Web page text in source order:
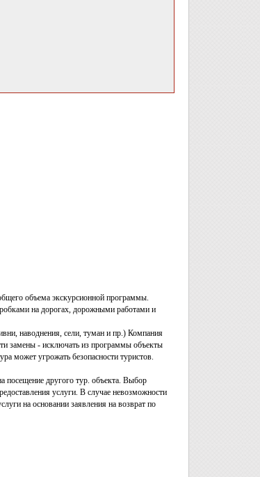
объема экскурсионной программы.
на дорогах, дорожными работами и
наводнения, сели, туман и пр.) Компания
замены - исключать из программы объекты
может угрожать безопасности туристов.
посещение другого тур. объекта. Выбор
услуги. В случае невозможности
на основании заявления на возврат по